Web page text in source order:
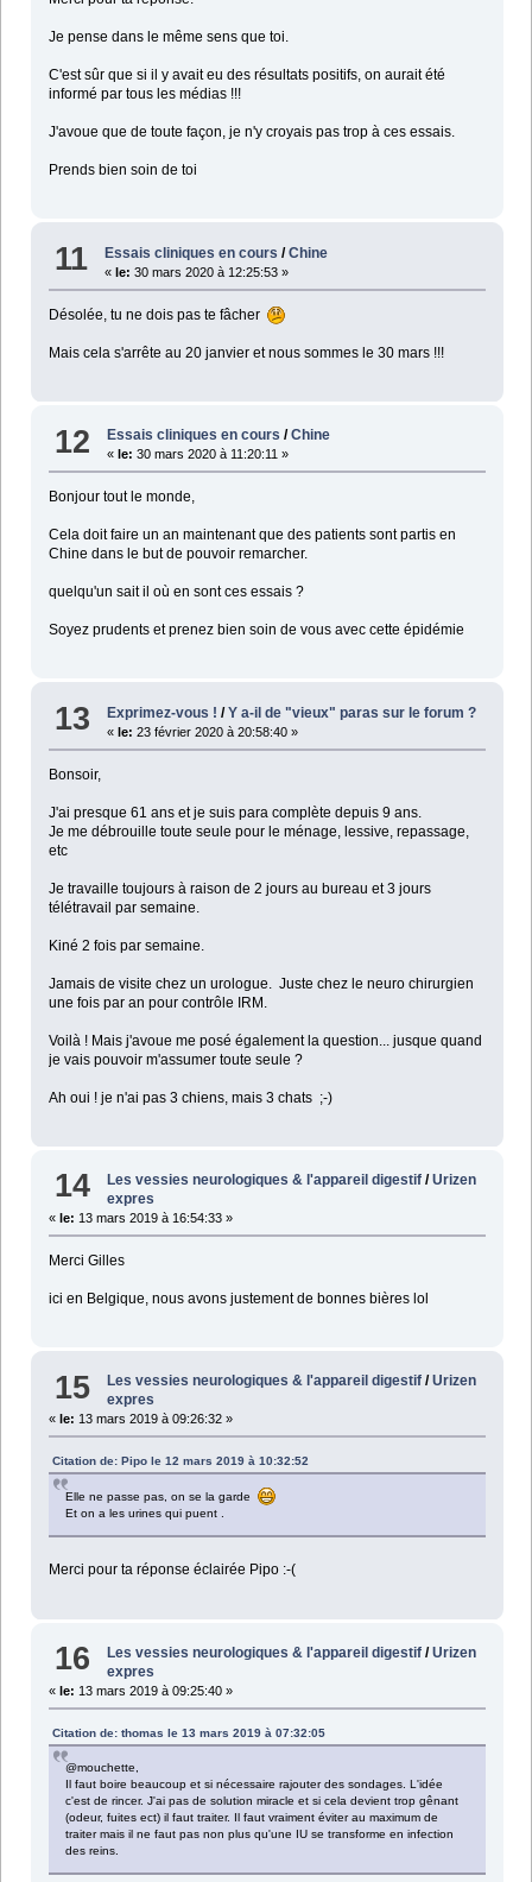
Je pense dans le même sens que toi.
C'est sûr que si il y avait eu des résultats positifs, on aurait été
informé par tous les médias !!!
J'avoue que de toute façon, je n'y croyais pas trop à ces essais.
Prends bien soin de toi
11 Essais cliniques en cours /Chine
«le: 30 mars 2020 à 12:25:53 »
Désolée, tu ne dois pas te fâcher
Mais cela s'arrête au 20 janvier et nous sommes le 30 mars !!!
12 Essais cliniques en cours /Chine
«le: 30 mars 2020 à 11:20:11 »
Bonjour tout le monde,
Cela doit faire un an maintenant que des patients sont partis en
Chine dans le but de pouvoir remarcher.
quelqu'un sait il où en sont ces essais ?
Soyez prudents et prenez bien soin de vous avec cette épidémie
13 Exprimez-vous ! /Y a-il de "vieux" paras sur le forum ?
«le: 23 février 2020 à 20:58:40 »
Bonsoir,
J'ai presque 61 ans et je suis para complète depuis 9 ans.
Je me débrouille toute seule pour le ménage, lessive, repassage,
etc
Je travaille toujours à raison de 2 jours au bureau et 3 jours
télétravail par semaine.
Kiné 2 fois par semaine.
Jamais de visite chez un urologue. Juste chez le neuro chirurgien
une fois par an pour contrôle IRM.
Voilà ! Mais j'avoue me posé également la question... jusque quand
je vais pouvoir m'assumer toute seule ?
Ah oui ! je n'ai pas 3 chiens, mais 3 chats ;-)
14 Les vessies neurologiques & l'appareil digestif /Urizen
expres
« le: 13 mars 2019 à 16:54:33 »
Merci Gilles
ici en Belgique, nous avons justement de bonnes bières lol
15 Les vessies neurologiques & l'appareil digestif /Urizen
expres
« le: 13 mars 2019 à 09:26:32 »
Citation de: Pipo le 12 mars 2019 à 10:32:52
Elle ne passe pas, on se la garde
Et on a les urines qui puent .
Merci pour ta réponse éclairée Pipo :-(
16 Les vessies neurologiques & l'appareil digestif /Urizen
expres
« le: 13 mars 2019 à 09:25:40 »
Citation de: thomas le 13 mars 2019 à 07:32:05
@mouchette,
Il faut boire beaucoup et si nécessaire rajouter des sondages. L'idée
c'est de rincer. J'ai pas de solution miracle et si cela devient trop gênant
(odeur, fuites ect) il faut traiter. Il faut vraiment éviter au maximum de
traiter mais il ne faut pas non plus qu'une IU se transforme en infection
des reins.